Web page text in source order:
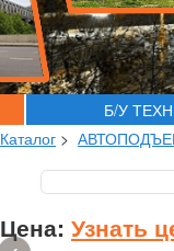
Б/У
Каталог >
Цена: Узнать